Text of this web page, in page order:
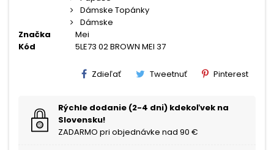
Dámske Topánky
Dámske
Značka
Mei
Kód
5LE73 02 BROWN MEI 37
Zdieľať Tweetnuť Pinterest
Rýchle dodanie (2-4 dni) kdekoľvek na
Slovensku!
ZADARMO pri objednávke nad 90 €